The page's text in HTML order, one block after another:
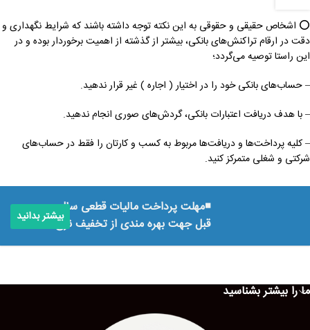
⭕️ اشخاص حقیقی و حقوقی به این نکته توجه داشته باشند که شرایط نگهداری و
دقت در ارقام تراکنش‌های بانکی، بیشتر از گذشته از اهمیت برخوردار بوده و در
این راستا توصیه می‌گردد؛
– حساب‌های بانکی خود را در اختیار ( اجاره ) غیر قرار ندهید.
– با هدف دریافت اعتبارات بانکی، گردش‌های صوری انجام ندهید.
– کلیه پرداخت‌ها و دریافت‌ها مربوط به کسب و کارتان را فقط در حساب‌های
شرکتی و شغلی متمرکز کنید.
◾️مهلت پرداخت مالیات قطعی سال
قبل جهت بهره مندی از تخفیف نرخبیشتر بدانید
ما را بیشتر بشناسید